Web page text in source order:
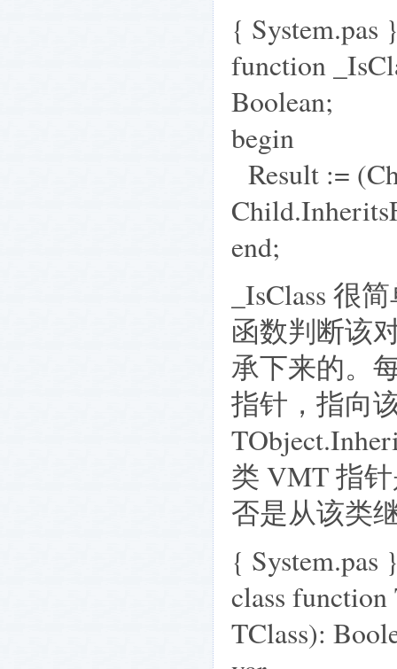
{ System.pas
function
Boolean;
begin
Result :=
end;
_IsClass 很
函数判断该
承下来的。
指针，指向
类 VMT 指
否是从该类
{ System.pas
class
TClass):